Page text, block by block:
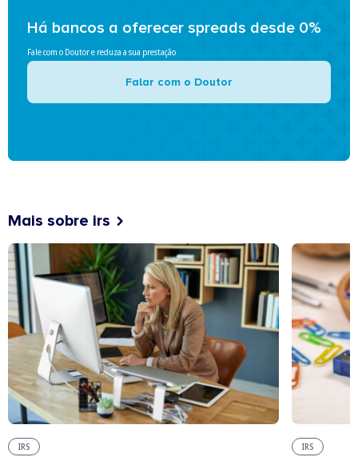
Há bancos a oferecer spreads desde 0%
Fale com o Doutor e reduza a sua prestação
Falar com o Doutor
Mais sobre irs
IRS IRS